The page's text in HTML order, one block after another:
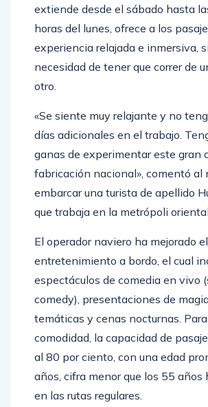
extiende desde el sábado hasta
horas del lunes, ofrece a los
experiencia relajada e inmersiva,
necesidad de tener que correr de
otro.
«Se siente muy relajante y no
días adicionales en el trabajo.
ganas de experimentar este gran
fabricación nacional», comentó al
embarcar una turista de apellido
que trabaja en la metrópoli
El operador naviero ha mejorado el
entretenimiento a bordo, el cual
espectáculos de comedia en vivo
comedy), presentaciones de
temáticas y cenas nocturnas.
comodidad, la capacidad de
al 80 por ciento, con una edad
años, cifra menor que los 55 años
en las rutas regulares.